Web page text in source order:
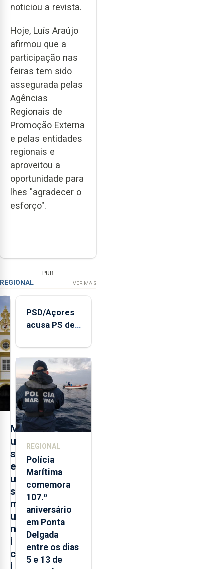
noticiou a revista.
Hoje, Luís Araújo
afirmou que a
participação nas
feiras tem sido
assegurada pelas
Agências
Regionais de
Promoção Externa
e pelas entidades
regionais e
aproveitou a
oportunidade para
lhes "agradecer o
esforço".
PUB
REGIONAL VER MAIS
M
u
s
e
u
s
m
u
n
i
c
i
PSD/Açores
acusa PS de
contraditória"
sobre
evolução
turística
REGIONAL
Polícia
Marítima
comemora
107.º
aniversário
em Ponta
Delgada
entre os dias
5 e 13 de